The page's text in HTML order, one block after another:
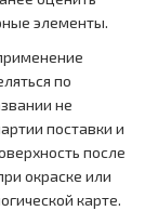
элементы.
по
не
поставки и
после
окраске или
карте.